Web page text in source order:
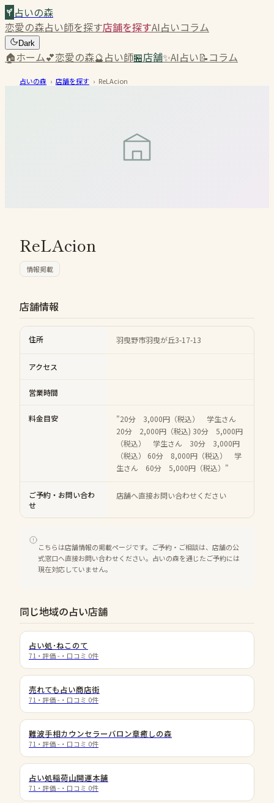
占いの森
恋愛の森占い師を探す店舗を探すAI占いコラム
Dark
🏠ホーム💕恋愛の森🔮占い師🏪店舗✨AI占い📝コラム
占いの森 › 店舗を探す › ReLAcion
ReLAcion
情報掲載
店舗情報
住所 羽曳野市羽曳が丘3-17-13
アクセス
営業時間
料金目安
"20分 3,000円（税込） 学生さん
20分 2,000円（税込) 30分 5,000円
（税込） 学生さん 30分 3,000円
（税込） 60分 8,000円（税込） 学
生さん 60分 5,000円（税込）"
ご予約・お問い合わ
せ
店舗へ直接お問い合わせください
こちらは店舗情報の掲載ページです。ご予約・ご相談は、店舗の公
式窓口へ直接お問い合わせください。占いの森を通じたご予約には
現在対応していません。
同じ地域の占い店舗
占い処･ねこのて
71 ・評価 - ・口コミ 0件
売れても占い商店街
71 ・評価 - ・口コミ 0件
難波手相カウンセラーバロン章癒しの森
71 ・評価 - ・口コミ 0件
占い処稲荷山開運本舗
71 ・評価 - ・口コミ 0件